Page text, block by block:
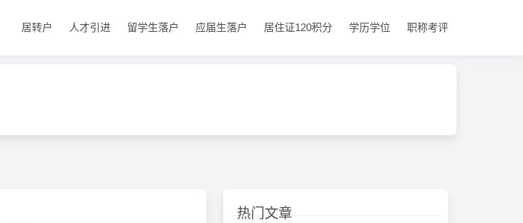
居转户 人才引进 留学生落户 应届生落户 居住证120积分 学历学位 职称考评
热门文章